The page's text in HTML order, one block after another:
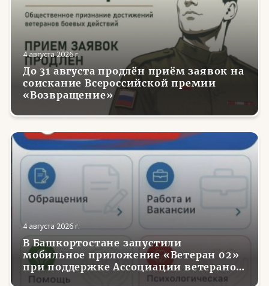
4 августа 2026 г.
До 31 августа продлён приём заявок на
соискание Всероссийской премии
«Возвращение»
4 августа 2026 г.
В Башкортостане запустили
мобильное приложение «Ветеран 02»
при поддержке Ассоциации ветеранов
СВО